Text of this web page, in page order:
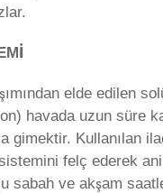
elde edilen
havada uzun süre
gimektir. Kullanılan
felç ederek
sabah ve akşam